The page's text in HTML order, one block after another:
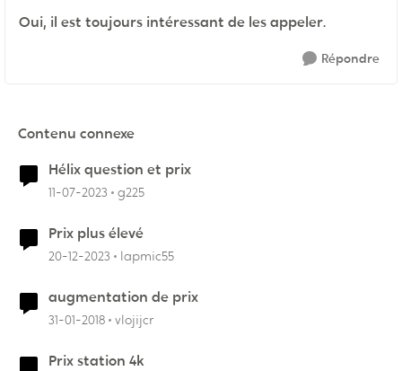
Oui, il est toujours intéressant de les appeler.
Répondre
Contenu connexe
Hélix question et prix
11-07-2023 g225
Prix plus élevé
20-12-2023 lapmic55
augmentation de prix
31-01-2018 vlojijcr
Prix station 4k